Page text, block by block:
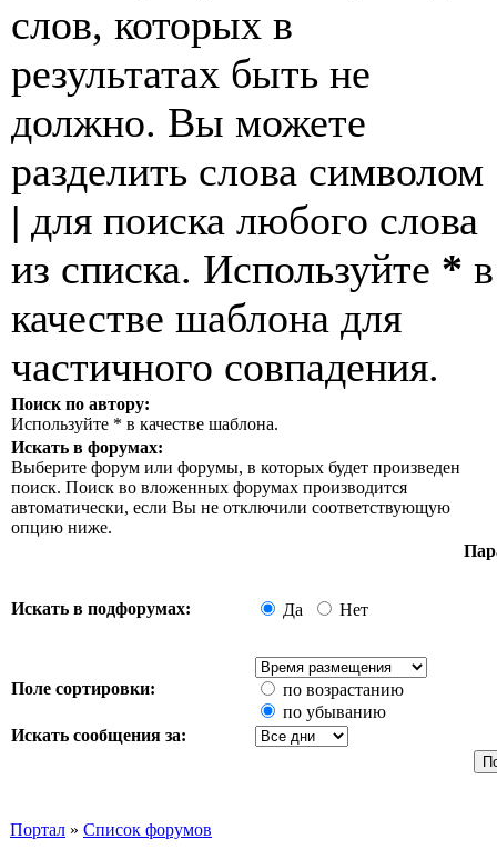
слов, которых в
результатах быть не
должно. Вы можете
разделить слова символом
| для поиска любого слова
из списка. Используйте * в
качестве шаблона для
частичного совпадения.
Поиск по автору:
Используйте * в качестве шаблона.
Искать в форумах:
Выберите форум или форумы, в которых будет произведен
поиск. Поиск во вложенных форумах производится
автоматически, если Вы не отключили соответствующую
опцию ниже.
Искать в подфорумах: Да Нет
Поле сортировки:
по возрастанию
по убыванию
Искать сообщения за:
Портал » Список форумов